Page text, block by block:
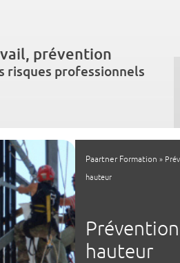
prévention
risques professionnels
Paartner Formation »
hauteur
hauteur